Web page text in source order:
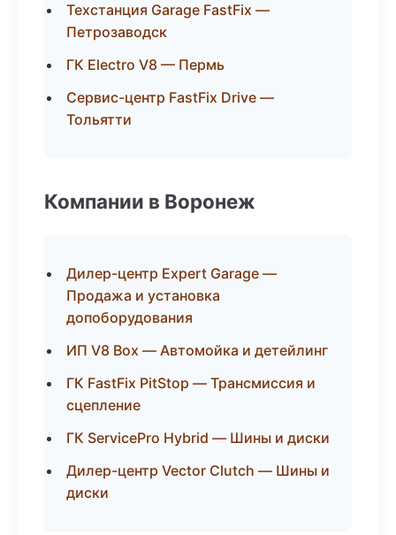
Техстанция Garage FastFix —
Петрозаводск
ГК Electro V8 — Пермь
Сервис-центр FastFix Drive —
Тольятти
Компании в Воронеж
Дилер-центр Expert Garage —
Продажа и установка
допоборудования
ИП V8 Box — Автомойка и детейлинг
ГК FastFix PitStop — Трансмиссия и
сцепление
ГК ServicePro Hybrid — Шины и диски
Дилер-центр Vector Clutch — Шины и
диски